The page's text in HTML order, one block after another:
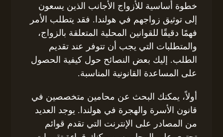
خطوة أساسية للأزواج الأجانب الذين يسعون
إلى توثيق زواجهم في هولندا. فقد يتطلب الأمر
فهمًا دقيقًا للقوانين المحلية المتعلقة بالزواج،
والمتطلبات التي يجب أن تتوفر عند تقديم
الطلب. إليك بعض النصائح حول كيفية الحصول
على المساعدة القانونية المناسبة.
أولاً، يمكنك البحث عن محامين متخصصين في
قانون الأسرة والهجرة في هولندا. يوجد العديد
من المصادر على الإنترنت التي تقدم قوائم